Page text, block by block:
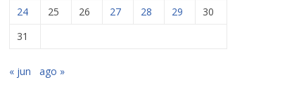
24
25 26 27 28 29
30
31
« jun ago »